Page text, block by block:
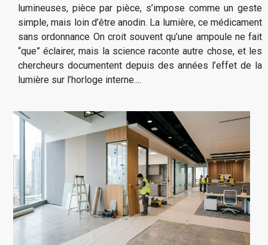
lumineuses, pièce par pièce, s’impose comme un geste
simple, mais loin d’être anodin. La lumière, ce médicament
sans ordonnance On croit souvent qu’une ampoule ne fait
“que” éclairer, mais la science raconte autre chose, et les
chercheurs documentent depuis des années l’effet de la
lumière sur l’horloge interne....